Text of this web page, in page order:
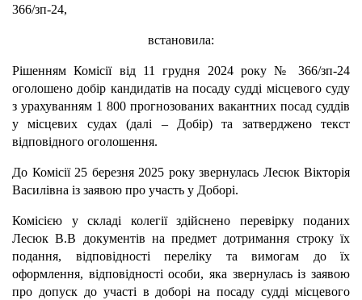
366/зп-24,
встановила:
Рішенням Комісії від 11 грудня 2024 року № 366/зп-24
оголошено добір кандидатів на посаду судді місцевого суду
з урахуванням 1 800 прогнозованих вакантних посад суддів
у місцевих судах (далі – Добір) та затверджено текст
відповідного оголошення.
До Комісії 25 березня 2025 року звернулась Лесюк Вікторія
Василівна із заявою про участь у Доборі.
Комісією у складі колегії здійснено перевірку поданих
Лесюк В.В документів на предмет дотримання строку їх
подання, відповідності переліку та вимогам до їх
оформлення, відповідності особи, яка звернулась із заявою
про допуск до участі в доборі на посаду судді місцевого